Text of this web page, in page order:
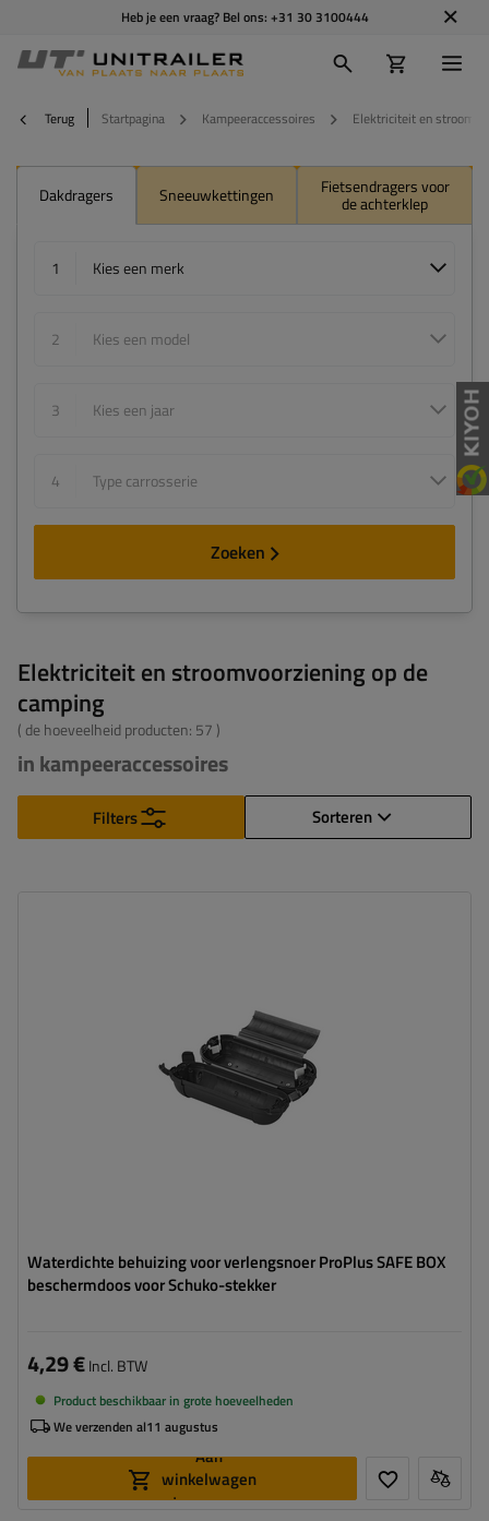
Heb je een vraag? Bel ons: +31 30 3100444
Terug Startpagina Kampeeraccessoires Elektriciteit en
Dakdragers Sneeuwkettingen Fietsendragers voor
de achterklep
1 Kies een merk
2 Kies een model
3 Kies een jaar
4 Type carrosserie
Zoeken
Elektriciteit en stroomvoorziening op de
camping
( de hoeveelheid producten: 57 )
in kampeeraccessoires
Sorteren
Filters
Waterdichte behuizing voor verlengsnoer ProPlus SAFE BOX
beschermdoos voor Schuko-stekker
4,29 €Incl. BTW
Product beschikbaar in grote hoeveelheden
We verzenden al11 augustus
Aan
winkelwagen
toevoegen